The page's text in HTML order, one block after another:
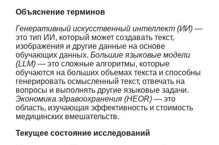
Объяснение терминов
Генеративный искусственный интеллект (ИИ) —
это тип ИИ, который может создавать текст,
изображения и другие данные на основе
обучающих данных. Большие языковые модели
(LLM) — это сложные алгоритмы, которые
обучаются на больших объемах текста и способны
генерировать осмысленный текст, отвечать на
вопросы и выполнять другие языковые задачи.
Экономика здравоохранения (HEOR) — это
область, изучающая эффективность и стоимость
медицинских вмешательств.
Текущее состояние исследований